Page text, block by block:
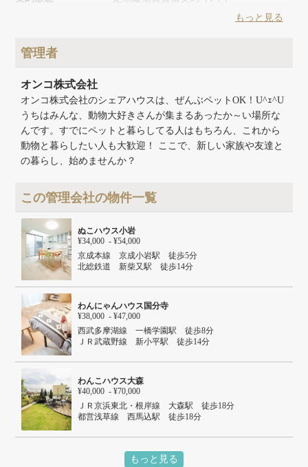
建物構造
建物階数
もっと見る
管理者
オンコ株式会社
オンコ株式会社のシェアハウスは、ぜんぶペットOK！U^ｪ^U
うちはみんな、動物大好きさんが集まるあったか～い場所な
んです。すでにペットと暮らしてる人はもちろん、これから
動物と暮らしたい人も大歓迎！ ここで、新しい家族や友達と
の暮らし、始めませんか？
この管理会社の物件一覧
ぬこハウス小岩
¥34,000 - ¥54,000
京成本線 京成小岩駅 徒歩5分
北総鉄道 新柴又駅 徒歩14分
わんにゃんハウス国分寺
¥38,000 - ¥47,000
西武多摩湖線 一橋学園駅 徒歩8分
ＪＲ武蔵野線 新小平駅 徒歩14分
わんこハウス大森
¥40,000 - ¥70,000
ＪＲ京浜東北・根岸線 大森駅 徒歩18分
都営浅草線 西馬込駅 徒歩18分
もっと見る